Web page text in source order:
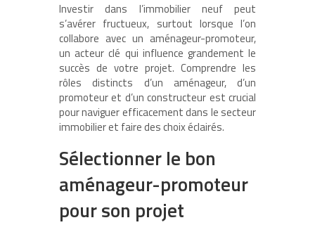
Investir dans l’immobilier neuf peut
s’avérer fructueux, surtout lorsque l’on
collabore avec un aménageur-promoteur,
un acteur clé qui influence grandement le
succès de votre projet. Comprendre les
rôles distincts d’un aménageur, d’un
promoteur et d’un constructeur est crucial
pour naviguer efficacement dans le secteur
immobilier et faire des choix éclairés.
Sélectionner le bon
aménageur-promoteur
pour son projet